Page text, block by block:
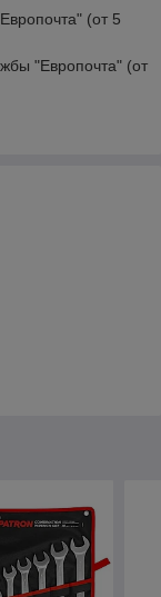
(от 5
"Европочта" (от